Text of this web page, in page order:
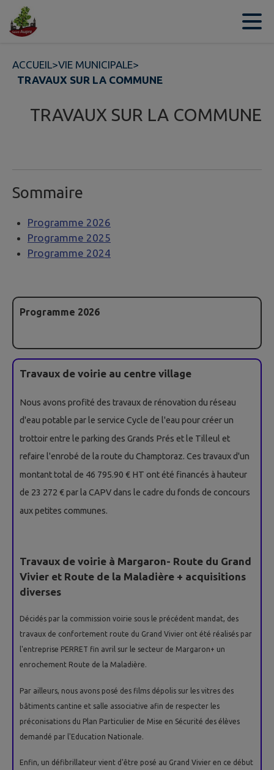
Contenu
ACCUEIL>VIE MUNICIPALE>
TRAVAUX SUR LA COMMUNE
TRAVAUX SUR LA COMMUNE
Sommaire
Programme 2026
Programme 2025
Programme 2024
Programme 2026
Travaux de voirie au centre village
Nous avons profité des travaux de rénovation du réseau
d'eau potable par le service Cycle de l'eau pour créer un
trottoir entre le parking des Grands Prés et le Tilleul et
refaire l'enrobé de la route du Champtoraz. Ces travaux d'un
montant total de 46 795.90 € HT ont été financés à hauteur
de 23 272 € par la CAPV dans le cadre du fonds de concours
aux petites communes.
Travaux de voirie à Margaron- Route du Grand
Vivier et Route de la Maladière + acquisitions
diverses
Décidés par la commission voirie sous le précédent mandat, des
travaux de confortement route du Grand Vivier ont été réalisés par
l'entreprise PERRET fin avril sur le secteur de Margaron+ un
enrochement Route de la Maladière.
Par ailleurs, nous avons posé des films dépolis sur les vitres des
bâtiments cantine et salle associative afin de respecter les
préconisations du Plan Particulier de Mise en Sécurité des élèves
demandé par l'Education Nationale.
Enfin, un défibrillateur vient d'être posé au Grand Vivier en ce début